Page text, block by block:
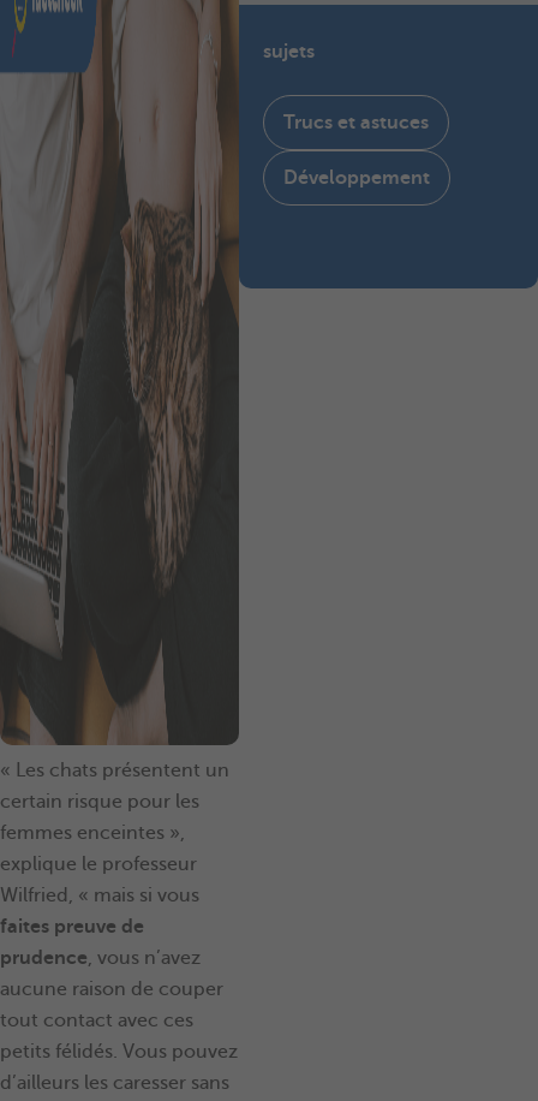
« Les chats présentent un
certain risque pour les
femmes enceintes »,
explique le professeur
Wilfried, « mais si vous
faites preuve de
prudence, vous n’avez
aucune raison de couper
tout contact avec ces
petits félidés. Vous pouvez
d’ailleurs les caresser sans
sujets
Trucs et astuces
Développement